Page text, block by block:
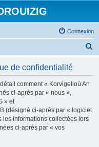
Connexion
de confidentialité
comment « Korvigelloù An
ci-après par « nous »,
» et
(désigné ci-après par « logiciel
les informations collectées lors
ci-après par « vos